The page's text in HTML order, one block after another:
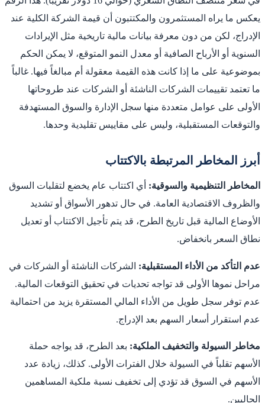
يعكس ما يراه المستثمرون والمكتتبون أن قيمة الشركة الكلية عند
الإدراج، لكن من دون معرفة بيانات مالية تاريخية مثل الإيرادات
السنوية أو الأرباح الصافية أو معدل النمو المتوقع، لا يمكن الحكم
بموضوعية على ما إذا كانت هذه القيمة معقولة أم مبالغاً فيها. غالباً
ما تعتمد تقييمات الشركات الناشئة أو الشركات عند طروحاتها
الأولى على عوامل متعددة منها سجل الإدارة والسوق المستهدفة
والتوقعات المستقبلية، وليس على مقاييس تقليدية وحدها.
أبرز المخاطر المرتبطة بالاكتتاب
المخاطر التنظيمية والسوقية: أي اكتتاب عام يخضع لتقلبات السوق
والظروف الاقتصادية العامة. في حال تدهور الأسواق أو تشديد
الأوضاع المالية قبل تاريخ الطرح، قد يتم تأجيل الاكتتاب أو تعديل
نطاق السعر بانخفاض.
عدم التأكد من الأداء المستقبلية: الشركات الناشئة أو الشركات في
مراحل نموها الأولى قد تواجه تحديات في تحقيق التوقعات المالية.
عدم توفر سجل طويل من الأداء المالي المستقرة يزيد من احتمالية
عدم استقرار أسعار السهم بعد الإدراج.
مخاطر السيولة والتخفيف الملكية: بعد الطرح، قد يواجه حملة
الأسهم تقلباً في السيولة خلال الفترات الأولى. كذلك، زيادة عدد
الأسهم في السوق قد تؤدي إلى تخفيف نسبة ملكية المساهمين
الحاليين.